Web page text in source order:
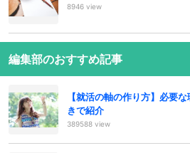
8946 view
編集部のおすすめ記事
【就活の軸の作り方】必要
きで紹介
389588 view